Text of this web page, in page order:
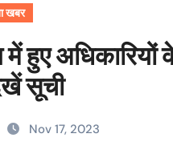
खबर
में हुए अधिकारियों
सूची
Nov 17, 2023